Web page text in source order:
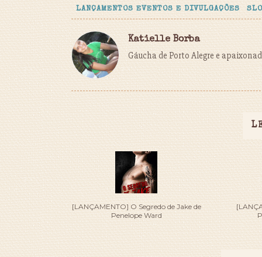
LANÇAMENTOS EVENTOS E DIVULGAÇÕES
Katielle Borba
Gáucha de Porto Alegre e
[LANÇAMENTO] O Segredo de Jake de
Penelope Ward